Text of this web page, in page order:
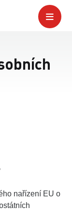
nařízení EU o